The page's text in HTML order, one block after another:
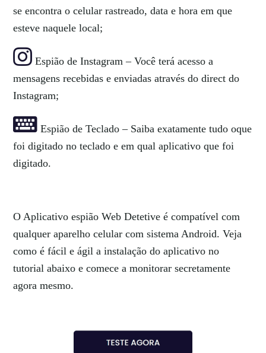
se encontra o celular rastreado, data e hora em que
esteve naquele local;
Espião de Instagram – Você terá acesso a
mensagens recebidas e enviadas através do direct do
Instagram;
Espião de Teclado – Saiba exatamente tudo oque
foi digitado no teclado e em qual aplicativo que foi
digitado.
O Aplicativo espião Web Detetive é compatível com
qualquer aparelho celular com sistema Android. Veja
como é fácil e ágil a instalação do aplicativo no
tutorial abaixo e comece a monitorar secretamente
agora mesmo.